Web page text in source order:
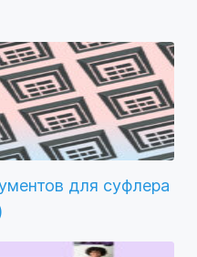
для суфлера